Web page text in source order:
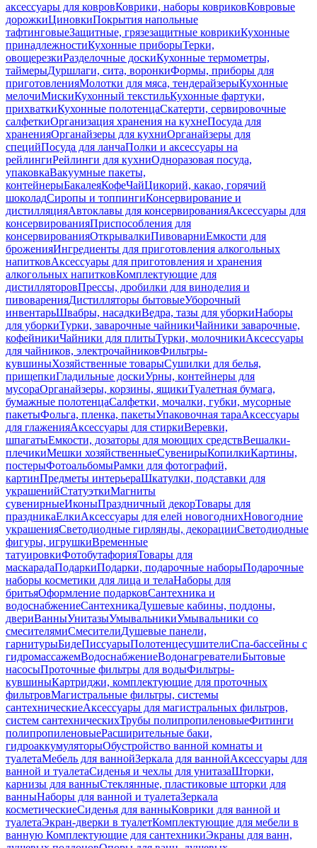
аксессуары для ковровКоврики, наборы ковриковКовровые
дорожкиЦиновкиПокрытия напольные
тафтинговыеЗащитные, грязезащитные коврикиКухонные
принадлежностиКухонные приборыТерки,
овощерезкиРазделочные доскиКухонные термометры,
таймерыДуршлаги, сита, воронкиФормы, приборы для
приготовленияМолотки для мяса, тендерайзерыКухонные
мелочиМискиКухонный текстильКухонные фартуки,
прихваткиКухонные полотенцаСкатерти, сервировочные
салфеткиОрганизация хранения на кухнеПосуда для
храненияОрганайзеры для кухниОрганайзеры для
специйПосуда для ланчаПолки и аксессуары на
рейлингиРейлинги для кухниОдноразовая посуда,
упаковкаВакуумные пакеты,
контейнерыБакалеяКофеЧайЦикорий, какао, горячий
шоколадСиропы и топпингиКонсервирование и
дистилляцияАвтоклавы для консервированияАксессуары для
консервированияПриспособления для
консервированияОткрывалкиПивоварниЕмкости для
броженияИнгредиенты для приготовления алкогольных
напитковАксессуары для приготовления и хранения
алкогольных напитковКомплектующие для
дистилляторовПрессы, дробилки для виноделия и
пивоваренияДистилляторы бытовыеУборочный
инвентарьШвабры, насадкиВедра, тазы для уборкиНаборы
для уборкиТурки, заварочные чайникиЧайники заварочные,
кофейникиЧайники для плитыТурки, молочникиАксессуары
для чайников, электрочайниковФильтры-
кувшиныХозяйственные товарыСушилки для белья,
прищепкиГладильные доскиУрны, контейнеры для
мусораОрганайзеры, корзины, ящикиТуалетная бумага,
бумажные полотенцаСалфетки, мочалки, губки, мусорные
пакетыФольга, пленка, пакетыУпаковочная тараАксессуары
для глаженияАксессуары для стиркиВеревки,
шпагатыЕмкости, дозаторы для моющих средствВешалки-
плечикиМешки хозяйственныеСувенирыКопилкиКартины,
постерыФотоальбомыРамки для фотографий,
картинПредметы интерьераШкатулки, подставки для
украшенийСтатуэткиМагниты
сувенирныеИконыПраздничный декорТовары для
праздникаЕлкиАксессуары для елей новогоднихНовогодние
украшенияСветодиодные гирлянды, декорацииСветодиодные
фигуры, игрушкиВременные
татуировкиФотобутафорияТовары для
маскарадаПодаркиПодарки, подарочные наборыПодарочные
наборы косметики для лица и телаНаборы для
бритьяОформление подарковСантехника и
водоснабжениеСантехникаДушевые кабины, поддоны,
двериВанныУнитазыУмывальникиУмывальники со
смесителямиСмесителиДушевые панели,
гарнитурыБидеПиссуарыПолотенцесушителиСпа-бассейны с
гидромассажемВодоснабжениеВодонагревателиБытовые
насосыПроточные фильтры для водыФильтры-
кувшиныКартриджи, комплектующие для проточных
фильтровМагистральные фильтры, системы
сантехническиеАксессуары для магистральных фильтров,
систем сантехническихТрубы полипропиленовыеФитинги
полипропиленовыеРасширительные баки,
гидроаккумуляторыОбустройство ванной комнаты и
туалетаМебель для ваннойЗеркала для ваннойАксессуары для
ванной и туалетаСиденья и чехлы для унитазаШторки,
карнизы для ванныСтеклянные, пластиковые шторки для
ванныНаборы для ванной и туалетаЗеркала
косметическиеСиденья для ванныКоврики для ванной и
туалетаЭкран-дверки в туалетКомплектующие для мебели в
ванную Комплектующие для сантехникиЭкраны для ванн,